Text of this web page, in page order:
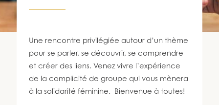
450 447-3576
Une rencontre privilégiée autour d’un thème
pour se parler, se découvrir, se comprendre
et créer des liens. Venez vivre l’expérience
de la complicité de groupe qui vous mènera
à la solidarité féminine. Bienvenue à toutes!